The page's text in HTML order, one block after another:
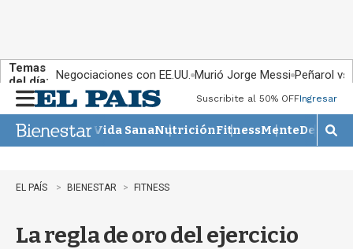
Temas
del día: Negociaciones con EE.UU. Murió Jorge Messi Peñarol
n
u
Suscribite al 50% OFFIngresar
Vida SanaNutriciónFitnessMente
M
o
EL PAÍS BIENESTAR FITNESS
La regla de oro del ejercicio